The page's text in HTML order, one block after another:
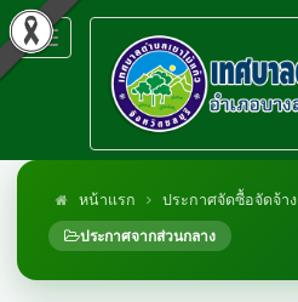
Toggle
navigation
หน้าแรก
ประกาศจัดซื้อจัดจ้าง
ประกาศจากส่วนกลาง